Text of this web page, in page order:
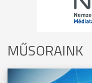
MŰSORAINK